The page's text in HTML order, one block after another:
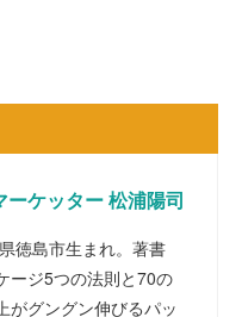
ーケッター 松浦陽司
徳島市生まれ。著書
ージ5つの法則と70の
がグングン伸びるパッ